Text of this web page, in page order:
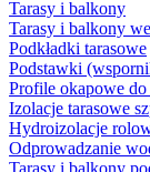
Tarasy i balkony
Tarasy i balkony
Podkładki tarasowe
Podstawki
Profile okapowe
Izolacje tarasowe
Hydroizolacje
Odprowadzanie
Tarasy i balkony